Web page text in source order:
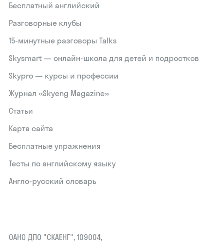
Бесплатный английский
Разговорные клубы
15‑минутные разговоры Talks
Skysmart — онлайн-школа для детей и подростков
Skypro — курсы и профессии
Журнал «Skyeng Magazine»
Статьи
Карта сайта
Бесплатные упражнения
Тесты по английскому языку
Англо-русский словарь
ОАНО ДПО "СКАЕНГ", 109004,